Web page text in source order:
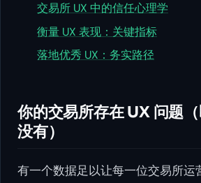
交易所 UX 中的信任心理学
衡量 UX 表现：关键指标
落地优秀 UX：务实路径
你的交易所存在 UX 问题
没有）
有一个数据足以让每一位交易所运